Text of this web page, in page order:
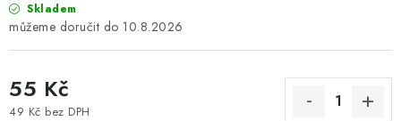
Skladem
10.8.2026
55 Kč
49 Kč bez DPH